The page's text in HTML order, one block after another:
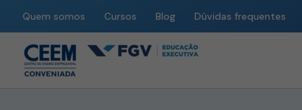
Quem somos Cursos Blog Dúvidas frequentes